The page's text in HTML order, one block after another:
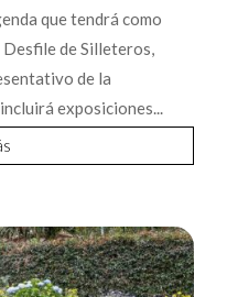
que tendrá como
de Silleteros,
de la
exposiciones...